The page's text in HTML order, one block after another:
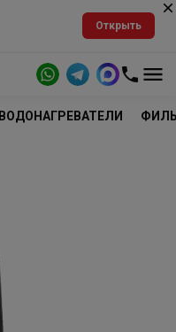
Открыть
ВОДОНАГРЕВАТЕЛИ